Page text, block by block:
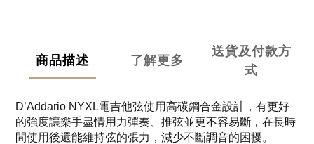
商品描述 了解更多
送貨及付款方
式
D’Addario NYXL電吉他弦使用高碳鋼合金設計，有更好
的強度讓樂手盡情用力彈奏、推弦並更不容易斷，在長時
間使用後還能維持弦的張力，減少不斷調音的困擾。